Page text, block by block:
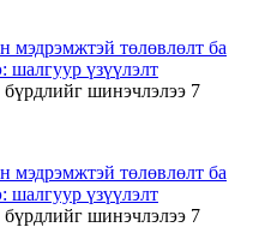
мэдрэмжтэй төлөвлөлт ба
шалгуур үзүүлэлт
бүрдлийг шинэчлэлээ 7
мэдрэмжтэй төлөвлөлт ба
шалгуур үзүүлэлт
бүрдлийг шинэчлэлээ 7